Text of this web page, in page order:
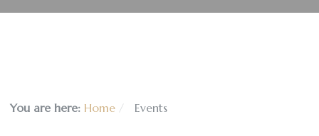
You are here: Home Events